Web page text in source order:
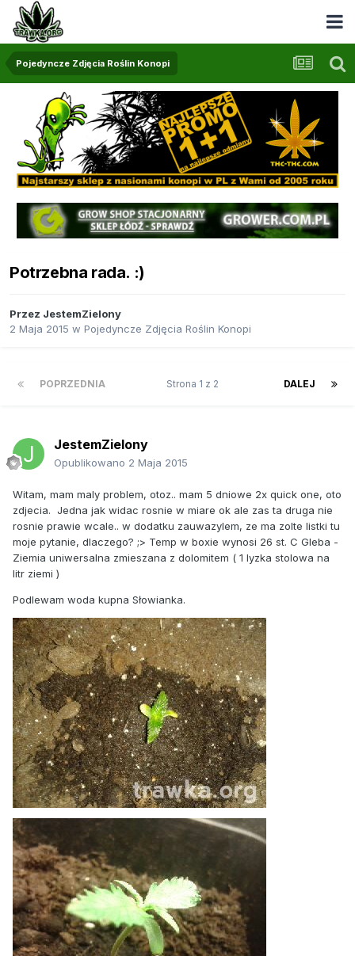
Pojedyncze Zdjęcia Roślin Konopi
Potrzebna rada. :)
Przez JestemZielony
2 Maja 2015 w Pojedyncze Zdjęcia Roślin Konopi
POPRZEDNIA DALEJ
Strona 1 z 2
JestemZielony
Opublikowano 2 Maja 2015
Witam, mam maly problem, otoz.. mam 5 dniowe 2x quick one, oto
zdjecia. Jedna jak widac rosnie w miare ok ale zas ta druga nie
rosnie prawie wcale.. w dodatku zauwazylem, ze ma zolte listki tu
moje pytanie, dlaczego? ;> Temp w boxie wynosi 26 st. C Gleba -
Ziemia uniwersalna zmieszana z dolomitem ( 1 lyzka stolowa na
litr ziemi )
Podlewam woda kupna Słowianka.